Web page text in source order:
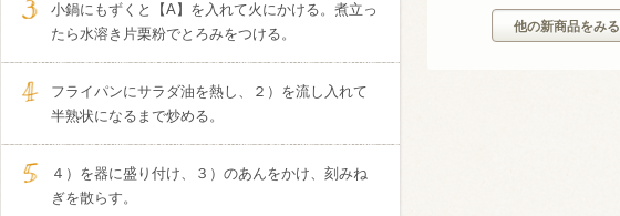
小鍋にもずくと【A】を入れて火にかける。煮立っ
たら水溶き片栗粉でとろみをつける。
フライパンにサラダ油を熱し、２）を流し入れて
半熟状になるまで炒める。
４）を器に盛り付け、３）のあんをかけ、刻みね
ぎを散らす。
他の新商品をみる